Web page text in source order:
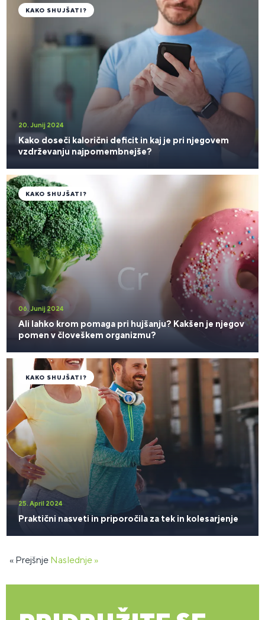
20. Junij 2024
Kako doseči kalorični deficit in kaj je pri njegovem
vzdrževanju najpomembnejše?
KAKO SHUJŠATI?
06. Junij 2024
Ali lahko krom pomaga pri hujšanju? Kakšen je njegov
pomen v človeškem organizmu?
KAKO SHUJŠATI?
25. April 2024
Praktični nasveti in priporočila za tek in kolesarjenje
KAKO SHUJŠATI?
« Prejšnje Naslednje »